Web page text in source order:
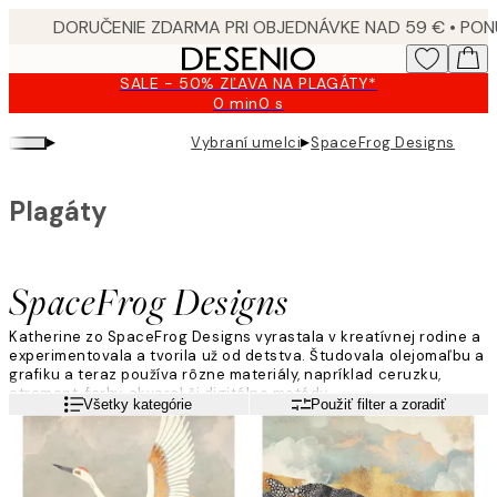
SALE - 50% ZĽAVA NA PLAGÁTY*
0 min0 s
Platné
2026-
▸ Vybraní umelci▸SpaceFrog Designs
SpaceFrog Designs
Plagáty
Katherine zo SpaceFrog Designs vyrastala v kreatívnej rodine a
experimentovala a tvorila už od detstva. Študovala olejomaľbu a
grafiku a teraz používa rôzne materiály, napríklad ceruzku,
atrament, farby, akvarel či digitálne metódy.
„Moju tvorbu by som opísala ako pokojnú a vyváženú s
množstvom farieb a textúr. Pre kontrast často pridávam kovový
nádych.""
Viac informáciíVšetky kategórie Použiť filter a zoradiť